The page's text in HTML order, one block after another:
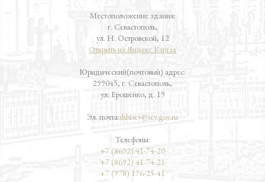
Местоположение здания:
г. Севастополь,
ул. Н. Островской, 12
Открыть на Яндекс.Картах
Юридический(почтовый) адрес:
299045, г. Севастополь,
ул. Ерошенко, д. 19
Эл. почта:dshisev@sev.gov.ru
Телефоны:
+7 (8692) 41-74-20
+7 (8692) 41-74-21
+7 (978) 176-25-41